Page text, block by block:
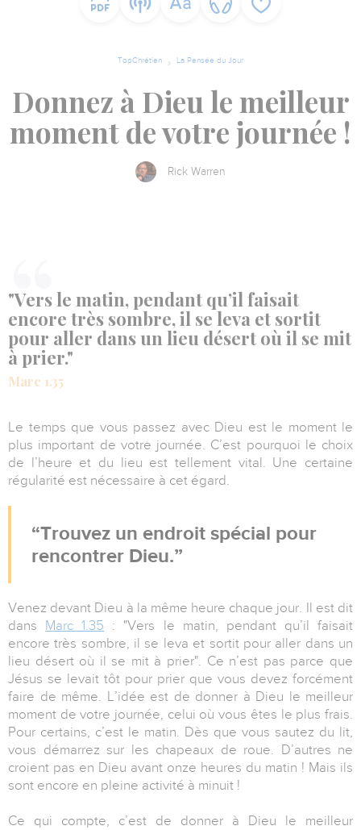
TopChrétien La Pensée du Jour
Donnez à Dieu le meilleur
moment de votre journée !
Rick Warren
"Vers le matin, pendant qu’il faisait
encore très sombre, il se leva et sortit
pour aller dans un lieu désert où il se mit
à prier."
Marc 1.35
Le temps que vous passez avec Dieu est le moment le
plus important de votre journée. C’est pourquoi le choix
de l’heure et du lieu est tellement vital. Une certaine
régularité est nécessaire à cet égard.
Trouvez un endroit spécial pour
rencontrer Dieu.
Venez devant Dieu à la même heure chaque jour. Il est dit
dans Marc 1.35 : "Vers le matin, pendant qu’il faisait
encore très sombre, il se leva et sortit pour aller dans un
lieu désert où il se mit à prier". Ce n’est pas parce que
Jésus se levait tôt pour prier que vous devez forcément
faire de même. L’idée est de donner à Dieu le meilleur
moment de votre journée, celui où vous êtes le plus frais.
Pour certains, c’est le matin. Dès que vous sautez du lit,
vous démarrez sur les chapeaux de roue. D’autres ne
croient pas en Dieu avant onze heures du matin ! Mais ils
sont encore en pleine activité à minuit !
Ce qui compte, c’est de donner à Dieu le meilleur